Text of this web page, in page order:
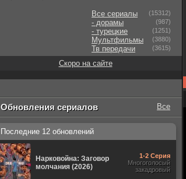
Все сериалы (15312)
- дорамы (987)
- турецкие (1251)
Мультфильмы (3880)
Тв передачи (3615)
Скоро на сайте
Обновления сериалов Все
Последние 12 обновлений
Нарковойна: Заговор
молчания (2026)
1-2 Серия
Многоголосый
закадровый